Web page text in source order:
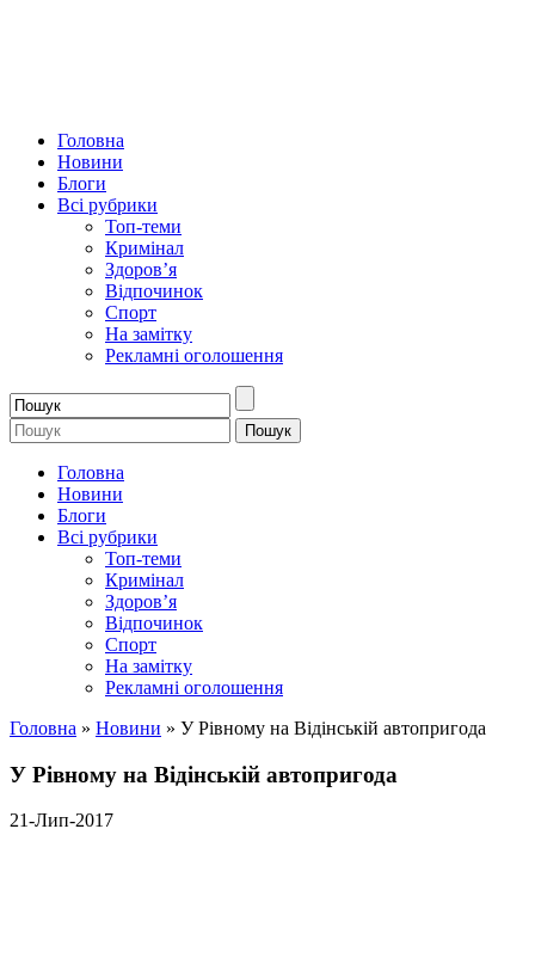
Головна
Новини
Блоги
Всі рубрики
Топ-теми
Кримінал
Здоров’я
Відпочинок
Спорт
На замітку
Рекламні оголошення
Головна
Новини
Блоги
Всі рубрики
Топ-теми
Кримінал
Здоров’я
Відпочинок
Спорт
На замітку
Рекламні оголошення
Головна » Новини » У Рівному на Відінській автопригода
У Рівному на Відінській автопригода
21-Лип-2017